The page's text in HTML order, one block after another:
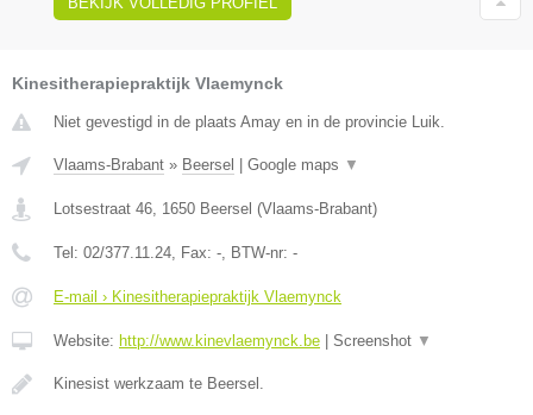
Kinesitherapiepraktijk Vlaemynck
Niet gevestigd in de plaats Amay en in de provincie Luik.
Vlaams-Brabant » Beersel Google maps ▼
Lotsestraat 46, 1650 Beersel (Vlaams-Brabant)
Tel: 02/377.11.24, Fax: -, BTW-nr: -
E-mail › Kinesitherapiepraktijk Vlaemynck
Website: http://www.kinevlaemynck.be Screenshot ▼
Kinesist werkzaam te Beersel.